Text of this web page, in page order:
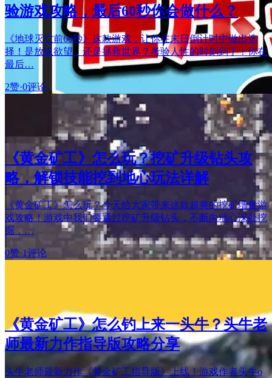
验游戏攻略，最后60秒你会做什么？
《地球灭亡前60秒》这款游戏，让你在末日倒计时中做出选
择！是放纵欲望，还是拯救世界？考验人性的时刻到了！你在
最后…
2赞·0评论
《黄金矿工》怎么玩？挖矿升级钻头攻
略，解锁技能挖到地心玩法详解
《黄金矿工》怎么玩？今天给大家带来这款超爽的挖矿增量游
戏攻略！游戏中我们要通过挖矿升级钻头，不断向地心深处挖
掘，…
0赞·1评论
《黄金矿工》怎么钓上来一头牛？头牛老
师最新力作指导版攻略分享
头牛老师最新力作《黄金矿工指导版》上线！游戏作者头牛o